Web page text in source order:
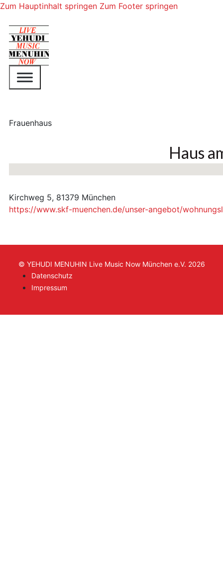
Zum Hauptinhalt springen Zum Footer springen
Frauenhaus
Haus
Kirchweg 5, 81379 München
https://www.skf-muenchen.de/unser-angebot/
© YEHUDI MENUHIN Live Music Now München e.V. 2026
Datenschutz
Impressum